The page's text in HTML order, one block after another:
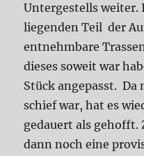
Untergestells weiter.
liegenden Teil der
entnehmbare
dieses soweit war
Stück angepasst. Da
schief war, hat es
gedauert als gehofft.
dann noch eine